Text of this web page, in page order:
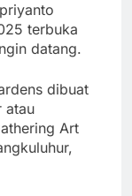
terbuka
datang.
dibuat
atau
Art